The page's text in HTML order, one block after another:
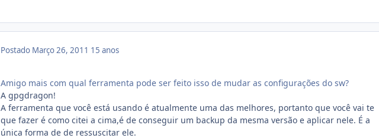
Postado Março 26, 2011 15 anos
Amigo mais com qual ferramenta pode ser feito isso de mudar as configurações do sw?
A gpgdragon!
A ferramenta que você está usando é atualmente uma das melhores, portanto que você vai te
que fazer é como citei a cima,é de conseguir um backup da mesma versão e aplicar nele. É a
única forma de de ressuscitar ele.